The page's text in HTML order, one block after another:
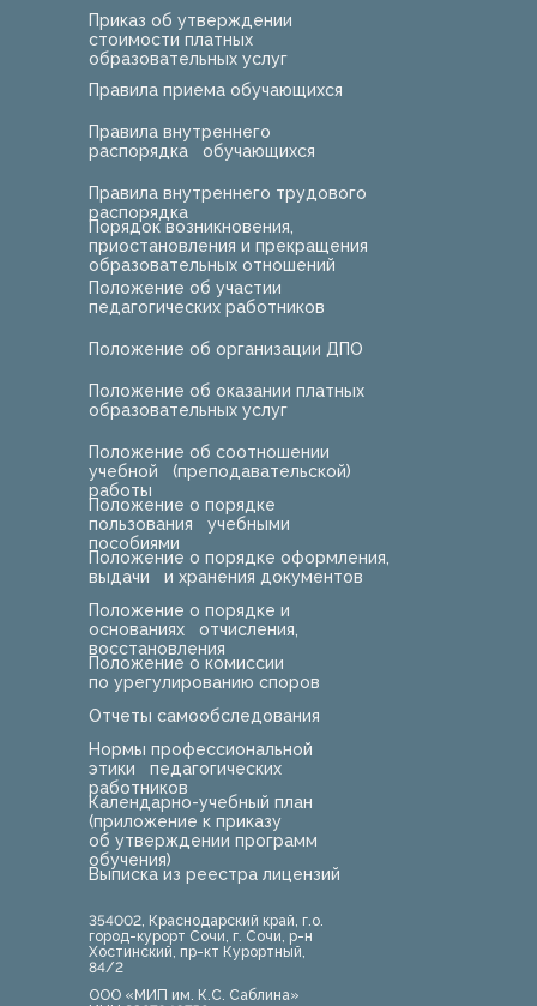
ООО «МИП им. К.С. Саблина»
Приказ об утверждении
стоимости платных
образовательных услуг
Правила внутреннего
распорядка обучающихся
Правила приема обучающихся
Правила внутреннего трудового
распорядка
Порядок возникновения,
приостановления и прекращения
образовательных отношений
Положение об участии
педагогических работников
Положение об организации ДПО
Положение об оказании платных
образовательных услуг
Выписка из реестра лицензий
Календарно-учебный план
(приложение к приказу
об утверждении программ
обучения)
Нормы профессиональной
этики педагогических
работников
Отчеты самообследования
Положение о комиссии
по урегулированию споров
Положение об соотношении
учебной (преподавательской)
работы
Положение о порядке и
основаниях отчисления,
восстановления
Положение о порядке
пользования учебными
пособиями
Положение о порядке оформления,
выдачи и хранения документов
354002, Краснодарский край, г.о.
город-курорт Сочи, г. Сочи, р-н
Хостинский, пр-кт Курортный,
84/2